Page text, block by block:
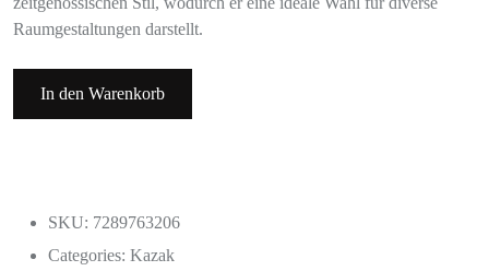
Raumgestaltungen darstellt.
In den Warenkorb
SKU: 7289763206
Categories: Kazak